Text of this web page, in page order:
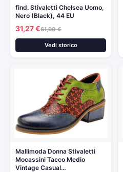
find. Stivaletti Chelsea Uomo,
Nero (Black), 44 EU
31,27 €61,90 €
Vedi storico
Mallimoda Donna Stivaletti
Mocassini Tacco Medio
Vintage Casual…